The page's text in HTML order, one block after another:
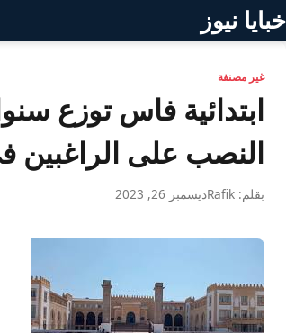
خبايا نيوز
غير مصنفة
ابتدائية فاس توزع
النصب على
بقلم: Rafik ديسمبر 26, 2023